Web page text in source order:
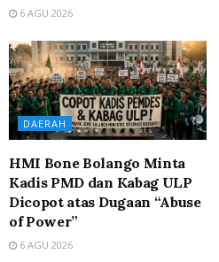
6 AGU 2026
DAERAH
HMI Bone Bolango Minta
Kadis PMD dan Kabag ULP
Dicopot atas Dugaan “Abuse
of Power”
6 AGU 2026